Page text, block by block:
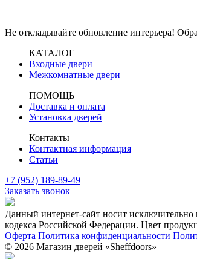
Не откладывайте обновление интерьера!
КАТАЛОГ
Входные двери
Межкомнатные двери
ПОМОЩЬ
Доставка и оплата
Установка дверей
Контакты
Контактная информация
Статьи
+7 (952) 189-89-49
Заказать звонок
Данный интернет-сайт носит
кодекса Российской Федерации. Цвет
Оферта Политика конфиденциальности
© 2026 Магазин дверей «Sheffdoors»